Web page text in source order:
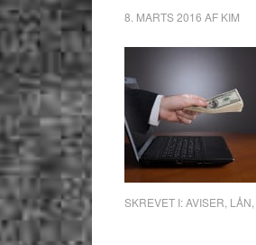
8. MARTS 2016 AF KIM
SKREVET I:AVISER LÅN